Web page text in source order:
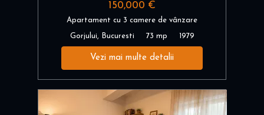
150,000 €
Apartament cu 3 camere de vânzare
Gorjului, Bucuresti 73 mp 1979
Vezi mai multe detalii